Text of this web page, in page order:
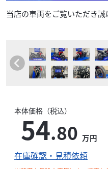
当店の車両をご覧いただき誠
本体価格（税込）
54.80 万円
在庫確認・見積依頼